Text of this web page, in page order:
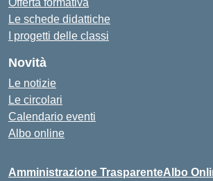
Offerta formativa
Le schede didattiche
I progetti delle classi
Novità
Le notizie
Le circolari
Calendario eventi
Albo online
Amministrazione TrasparenteAlbo